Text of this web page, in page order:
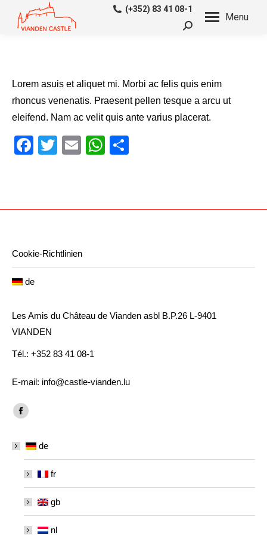
Menu
(+352) 83 41 08-1
Search:
Lorem asuis et aliquet mi. Morbi ac felis quis enim
rhoncus venenatis. Praesent pellen tesque a arcu ut
eleifend. Nam ac velit quis ante varius placerat.
Facebook
Twitter
EmailWhatsApp
Cookie-Richtlinien
de
Les Amis du Château de Vianden asbl B.P.26 L-9401
VIANDEN
Tél.: +352 83 41 08-1
E-mail: info@castle-vianden.lu
Finden Sie uns auf:
Facebook
opens
new
window
de
fr
gb
nl